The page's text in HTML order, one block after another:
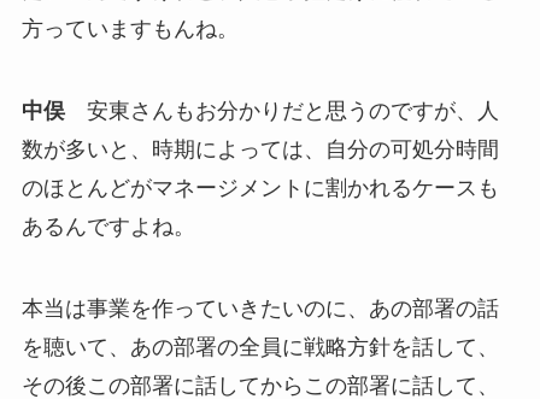
方っていますもんね。
中俣安東さんもお分かりだと思うのですが、人
数が多いと、時期によっては、自分の可処分時間
のほとんどがマネージメントに割かれるケースも
あるんですよね。
本当は事業を作っていきたいのに、あの部署の話
を聴いて、あの部署の全員に戦略方針を話して、
その後この部署に話してからこの部署に話して、